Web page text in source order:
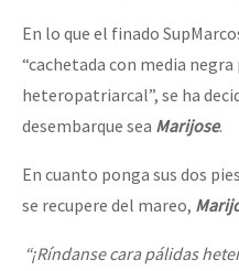
En lo que el finado
“cachetada con media
heteropatriarcal”, se ha
desembarque sea Marijose.
En cuanto ponga sus dos
se recupere del mareo,
“¡Ríndanse cara pálidas